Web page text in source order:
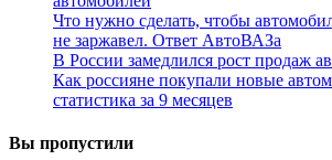
Что нужно сделать, чтобы
не заржавел. Ответ АвтоВАЗа
В России замедлился рост продаж
Как россияне покупали новые
статистика за 9 месяцев
Вы пропустили